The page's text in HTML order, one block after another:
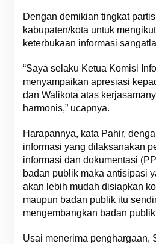
Dengan demikian tingkat
kabupaten/kota untuk
keterbukaan informasi
“Saya selaku Ketua Komisi
menyampaikan apresiasi
dan Walikota atas
harmonis,” ucapnya.
Harapannya, kata Pahir,
informasi yang dilaksanakan
informasi dan dokumentasi
badan publik maka antisipasi
akan lebih mudah disiapkan
maupun badan publik itu
mengembangkan badan
Usai menerima penghargaan,